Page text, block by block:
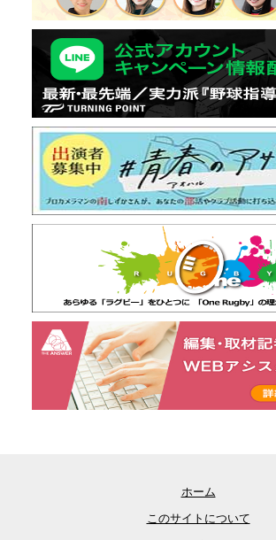
ホーム
このサイトについて